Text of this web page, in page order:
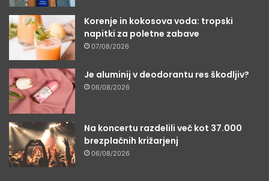
Korenje in kokosova voda: tropski
napitki za poletne zabave
07/08/2026
Je aluminij v deodorantu res škodljiv?
06/08/2026
Na koncertu razdelili več kot 37.000
brezplačnih križarjenj
06/08/2026